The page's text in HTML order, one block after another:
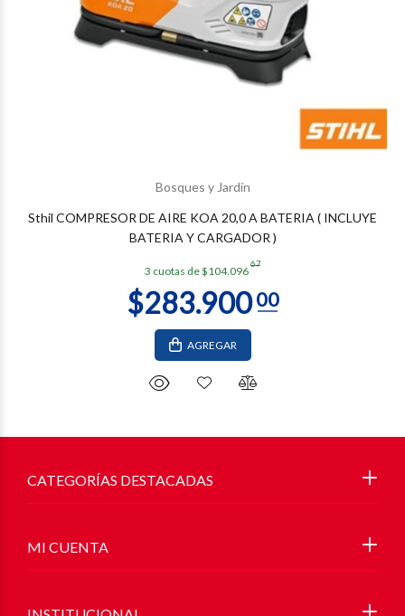
Bosques y Jardín
Sthil COMPRESOR DE AIRE KOA 20,0 A BATERIA ( INCLUYE
BATERIA Y CARGADOR )
3 cuotas de $104.096
67
AGREGAR
CATEGORÍAS DESTACADAS
MI CUENTA